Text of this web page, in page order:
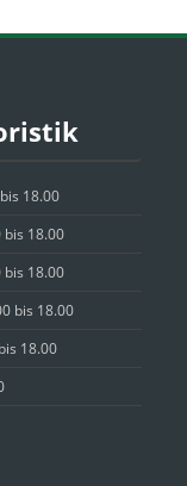
18.00
bis 18.00
bis 18.00
bis 18.00
18.00